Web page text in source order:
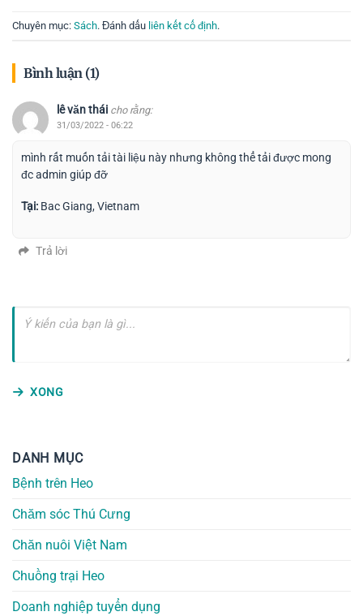
Chuyên mục: Sách. Đánh dấu liên kết cố định.
Bình luận (1)
lê văn thái cho rằng:
31/03/2022 - 06:22
mình rất muốn tải tài liệu này nhưng không thể tải được mong
đc admin giúp đỡ
Tại: Bac Giang, Vietnam
Trả lời
XONG
DANH MỤC
Bệnh trên Heo
Chăm sóc Thú Cưng
Chăn nuôi Việt Nam
Chuồng trại Heo
Doanh nghiệp tuyển dụng